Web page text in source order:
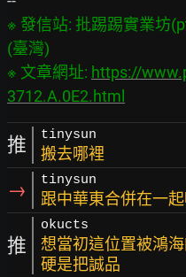
※ 發信站: 批踢踢實業坊
(臺灣)
※ 文章網址: https://
3712.A.0E2.html
推 tinysun
搬去哪裡
→ tinysun
跟中華東合併在一
推
okucts
想當初這位置被鴻
硬是把誠品